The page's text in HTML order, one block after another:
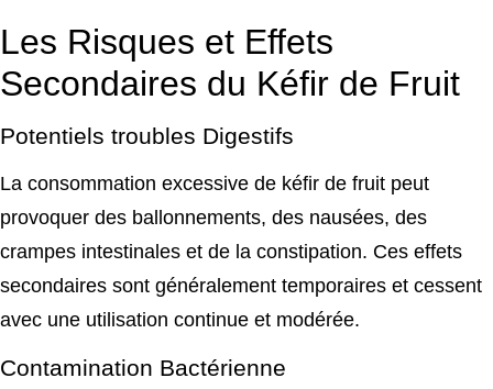
Les Risques et Effets
Secondaires du Kéfir de Fruit
Potentiels troubles Digestifs
La consommation excessive de kéfir de fruit peut
provoquer des ballonnements, des nausées, des
crampes intestinales et de la constipation. Ces effets
secondaires sont généralement temporaires et cessent
avec une utilisation continue et modérée.
Contamination Bactérienne